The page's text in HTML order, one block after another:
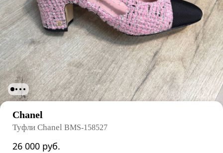
Chanel
Туфли Chanel BMS-158527
26 000 руб.